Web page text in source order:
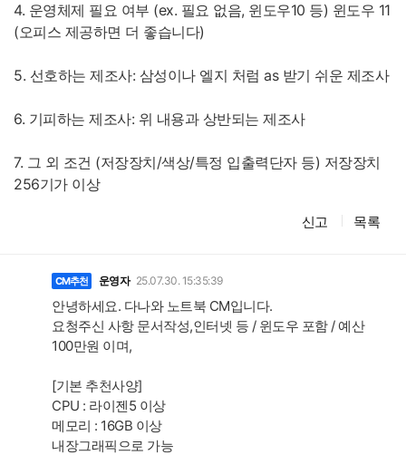
4. 운영체제 필요 여부 (ex. 필요 없음, 윈도우10 등) 윈도우 11
(오피스 제공하면 더 좋습니다)
5. 선호하는 제조사: 삼성이나 엘지 처럼 as 받기 쉬운 제조사
6. 기피하는 제조사: 위 내용과 상반되는 제조사
7. 그 외 조건 (저장장치/색상/특정 입출력단자 등) 저장장치
256기가 이상
신고 목록
CM추천 운영자 25.07.30. 15:35:39
안녕하세요. 다나와 노트북 CM입니다.
요청주신 사항 문서작성,인터넷 등 / 윈도우 포함 / 예산
100만원 이며,
[기본 추천사양]
CPU : 라이젠5 이상
메모리 : 16GB 이상
내장그래픽으로 가능